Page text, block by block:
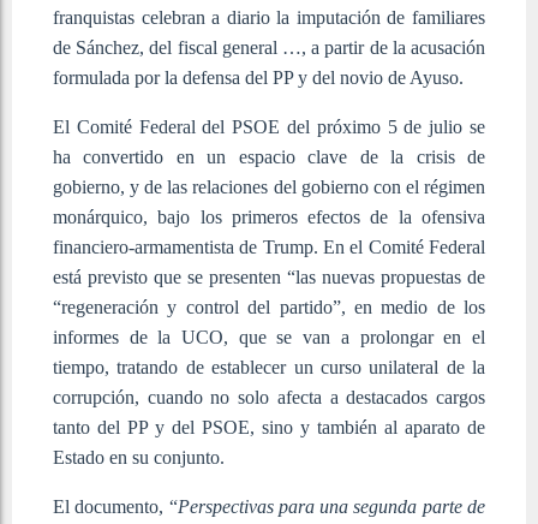
franquistas celebran a diario la imputación de familiares
de Sánchez, del fiscal general …, a partir de la acusación
formulada por la defensa del PP y del novio de Ayuso.
El Comité Federal del PSOE del próximo 5 de julio se
ha convertido en un espacio clave de la crisis de
gobierno, y de las relaciones del gobierno con el régimen
monárquico, bajo los primeros efectos de la ofensiva
financiero-armamentista de Trump. En el Comité Federal
está previsto que se presenten “las nuevas propuestas de
“regeneración y control del partido”, en medio de los
informes de la UCO, que se van a prolongar en el
tiempo, tratando de establecer un curso unilateral de la
corrupción, cuando no solo afecta a destacados cargos
tanto del PP y del PSOE, sino y también al aparato de
Estado en su conjunto.
El documento, “Perspectivas para una segunda parte de